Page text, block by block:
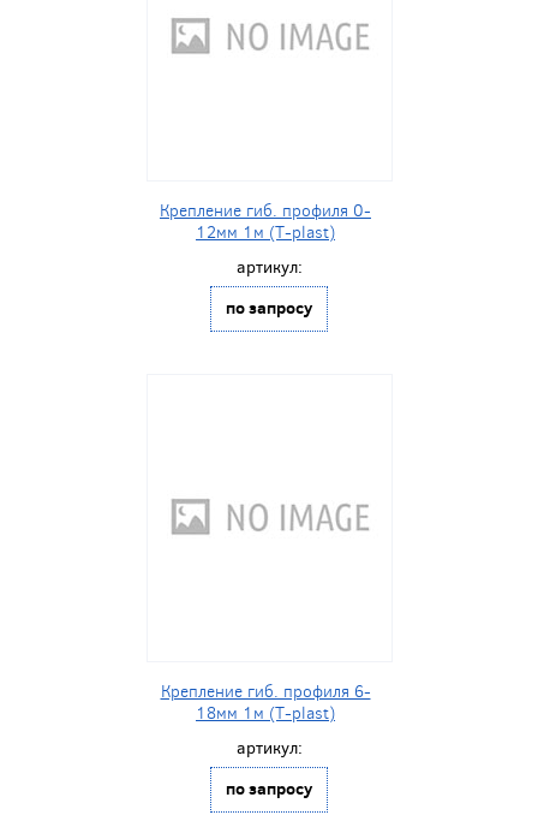
Крепление гиб. профиля 0-
12мм 1м (T-plast)
артикул:
по запросу
Крепление гиб. профиля 6-
18мм 1м (T-plast)
артикул:
по запросу